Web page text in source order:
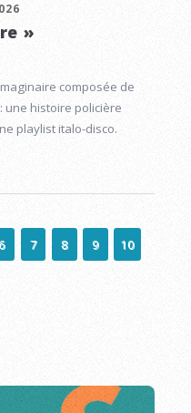
»
composée de
une histoire policière
playlist italo-disco.
7 8 9 10